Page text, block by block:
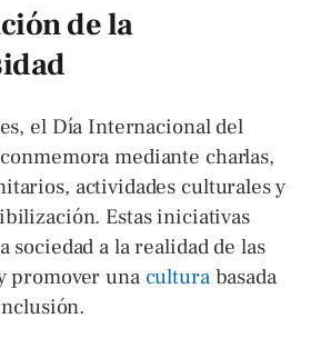
de la
el Día Internacional del
mediante charlas,
actividades culturales y
Estas iniciativas
sociedad a la realidad de las
promover una cultura basada